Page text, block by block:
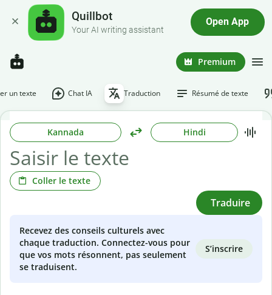
Quillbot
Your AI writing assistant
Open App
Premium
un texte Chat IA Traduction Résumé de texte
Kannada Hindi
Coller le texte
Traduire
Recevez des conseils culturels avec
chaque traduction. Connectez-vous pour
que vos mots résonnent, pas seulement
se traduisent.
S’inscrire